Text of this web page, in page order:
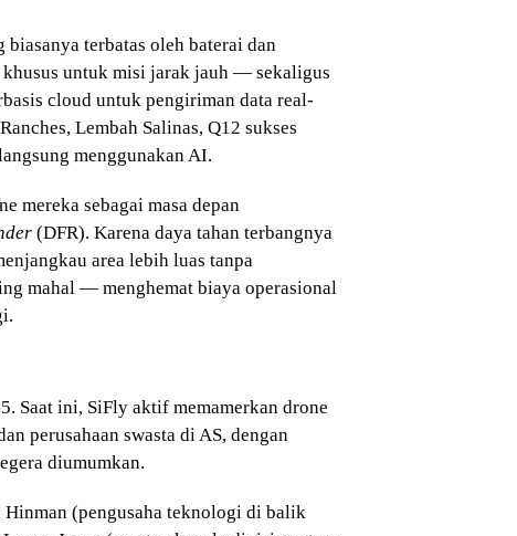
biasanya terbatas oleh baterai dan
untuk misi jarak jauh — sekaligus
cloud untuk pengiriman data real-
Lembah Salinas, Q12 sukses
menggunakan AI.
mereka sebagai masa depan
(DFR). Karena daya tahan terbangnya
area lebih luas tanpa
mahal — menghemat biaya operasional
Saat ini, SiFly aktif memamerkan drone
perusahaan swasta di AS, dengan
diumumkan.
(pengusaha teknologi di balik